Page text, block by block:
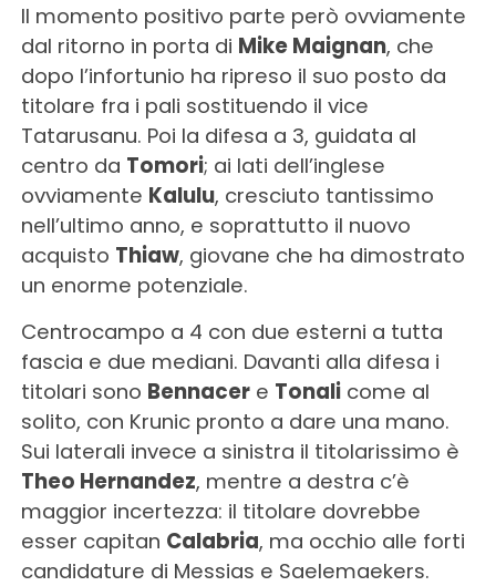
Il momento positivo parte però ovviamente
dal ritorno in porta di Mike Maignan, che
dopo l’infortunio ha ripreso il suo posto da
titolare fra i pali sostituendo il vice
Tatarusanu. Poi la difesa a 3, guidata al
centro da Tomori; ai lati dell’inglese
ovviamente Kalulu, cresciuto tantissimo
nell’ultimo anno, e soprattutto il nuovo
acquisto Thiaw, giovane che ha dimostrato
un enorme potenziale.
Centrocampo a 4 con due esterni a tutta
fascia e due mediani. Davanti alla difesa i
titolari sono Bennacere Tonalicome al
solito, con Krunic pronto a dare una mano.
Sui laterali invece a sinistra il titolarissimo è
Theo Hernandez, mentre a destra c’è
maggior incertezza: il titolare dovrebbe
esser capitan Calabria, ma occhio alle forti
candidature di Messias e Saelemaekers.